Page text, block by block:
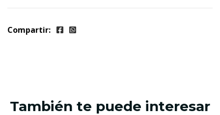
Compartir:
También te puede interesar